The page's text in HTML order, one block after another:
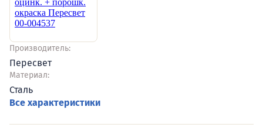
Производитель:
Пересвет
Материал:
Сталь
Все характеристики